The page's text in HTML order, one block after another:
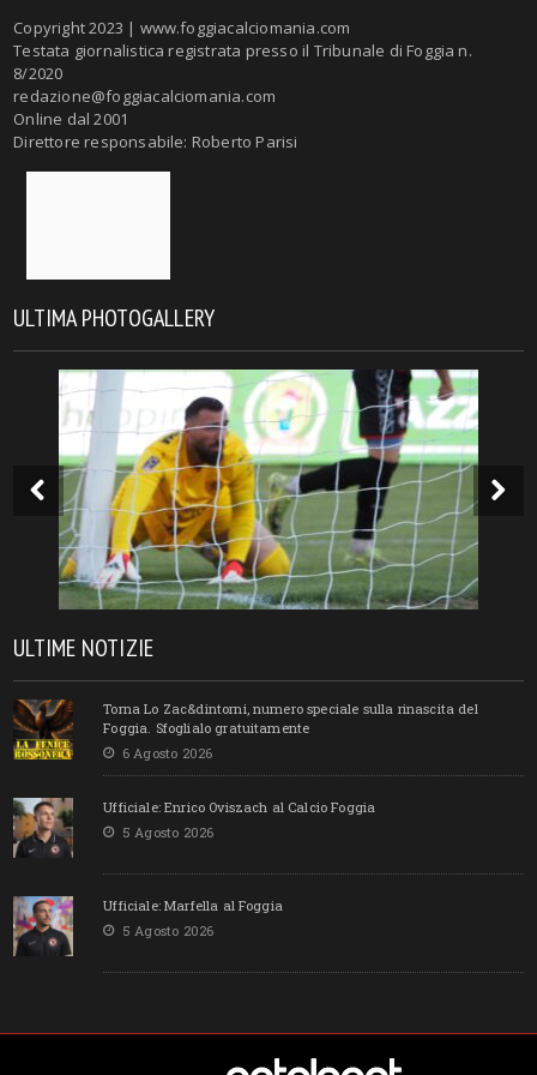
Copyright 2023 | www.foggiacalciomania.com
Testata giornalistica registrata presso il Tribunale di Foggia n.
8/2020
redazione@foggiacalciomania.com
Online dal 2001
Direttore responsabile: Roberto Parisi
ULTIMA PHOTOGALLERY
ULTIME NOTIZIE
Torna Lo Zac&dintorni, numero speciale sulla rinascita del
Foggia. Sfoglialo gratuitamente
6 Agosto 2026
Ufficiale: Enrico Oviszach al Calcio Foggia
5 Agosto 2026
Ufficiale: Marfella al Foggia
5 Agosto 2026